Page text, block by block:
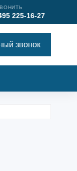
225-16-27
звонок